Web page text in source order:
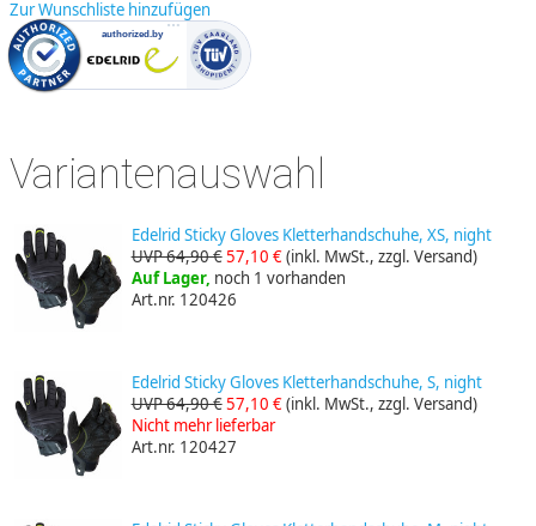
Zur Wunschliste hinzufügen
Variantenauswahl
Edelrid Sticky Gloves Kletterhandschuhe, XS, night
UVP 64,90 €57,10 €(inkl. MwSt., zzgl. Versand)
Auf Lager, noch 1 vorhanden
Art.nr. 120426
Edelrid Sticky Gloves Kletterhandschuhe, S, night
UVP 64,90 €57,10 €(inkl. MwSt., zzgl. Versand)
Nicht mehr lieferbar
Art.nr. 120427